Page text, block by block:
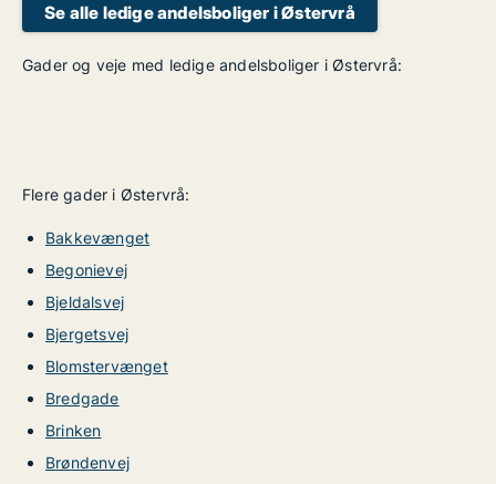
Se alle ledige andelsboliger i Østervrå
Gader og veje med ledige andelsboliger i Østervrå:
Flere gader i Østervrå:
Bakkevænget
Begonievej
Bjeldalsvej
Bjergetsvej
Blomstervænget
Bredgade
Brinken
Brøndenvej